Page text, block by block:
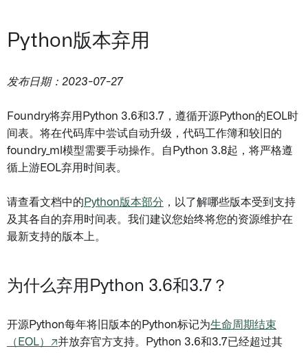
Python版本弃用
发布日期：2023-07-27
Foundry将弃用Python 3.6和3.7，遵循开源Python的EOL时
间表。将在代码库中尝试自动升级，代码工作簿和较旧的
foundry_ml模型需要手动操作。自Python 3.8起，将严格遵
循上游EOL弃用时间表。
请查看文档中的 Python版本部分 ，以了解哪些版本受到支持
及其各自的弃用时间表。我们建议您始终将您的资源维护在
最新支持的版本上。
为什么弃用Python 3.6和3.7？
开源Python每年将旧版本的Python标记为生命周期结束
（EOL）↗并放弃官方支持。Python 3.6和3.7已经超过其